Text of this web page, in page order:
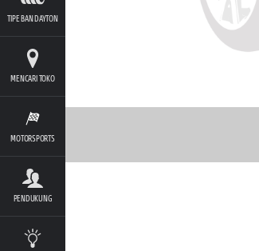
TIPE BAN DAYTON
MENCARI TOKO
MOTORSPORTS
PENDUKUNG